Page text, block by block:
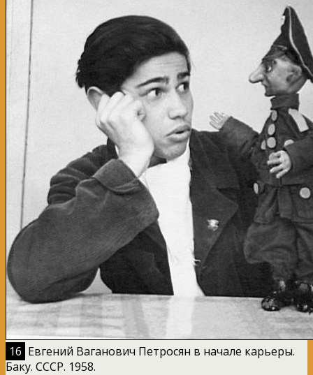
16 Евгений Ваганович Петросян в начале карьеры.
Баку. СССР. 1958.